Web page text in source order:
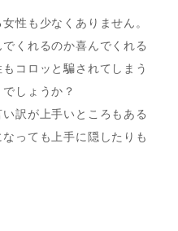
性も少なくありません。
くれるのか喜んでくれる
コロッと騙されてしまう
しょうか？
訳が上手いところもある
っても上手に隠したりも